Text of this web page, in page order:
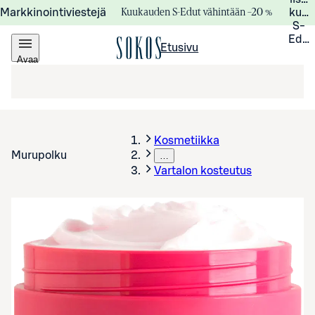
Markkinointiviestejä Kuukauden S-Edut vähintään –20 %
S-
Avaa
Etusivu
Murupolku
Kosmetiikka
…
Vartalon kosteutus